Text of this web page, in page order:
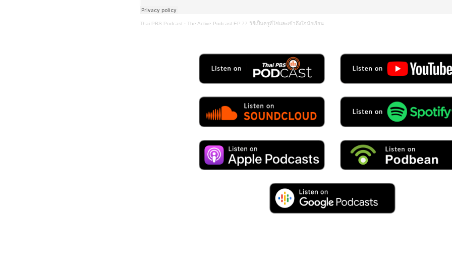
Thai PBS Podcast · The Active Podcast EP.77 วิธีเป็นครูที่ใช่และเข้าถึงใจนักเรียน